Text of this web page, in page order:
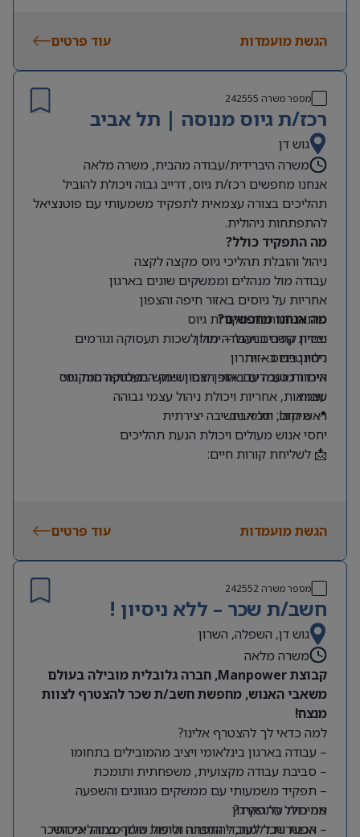
הגשת מועמדות עוד פרטים
מספר משרה 242555
רכז/ת גיוס מנוסה | תל אביב
גוש דן
משרה היברידית/עבודה מהבית, משרה מלאה
אנחנו מחפשים רכז/ת גיוס, דרייב גבוה ויכולת להוביל
תהליכים בצורה עצמאית לתפקיד משמעותי עם פוטנציאל
להתפתחות ניהולית.
מה התפקיד כולל?
ניהול והובלת תהליכי גיוס מקצה לקצה
עבודה מול מנהלים וממשקים שונים בארגון
אחריות על גיוסים באזור חיפה והצפון
פיתוח והרחבת מקורות גיוס
יצירת קשרים ועבודה מול לשכות תעסוקה וגורמים
רלוונטיים באזור
איתור מועמדים באופן יזום ושימוש בפלטפורמות גיוס
שונות
מה אנחנו מחפשים?
ניסיון קודם בניהול – יתרון
ניסיון בגיוס – יתרון
היכרות טובה עם אזור הצפון ושוק התעסוקה המקומי
עצמאות, אחריות ויכולת ניהול עצמי גבוהה
ראש גדול, יוזמה וחשיבה יצירתית
יחסי אנוש מעולים ויכולת הנעת תהליכים
📍 מיקום: תל אביב
📩 לשליחת קורות חיים:
הגשת מועמדות עוד פרטים
מספר משרה 242552
חשב/ת שכר – ללא ניסיון !
גוש דן, השפלה, השרון
משרה מלאה
קבוצת Manpower, חברה גלובלית מובילה בעולם
משאבי האנוש, מחפשת חשב/ת שכר להצטרף לצוות
מנצח!
למה כדאי לך להצטרף אלינו?
– עבודה בארגון בינלאומי ויציב מהמובילים בתחומו
– סביבת עבודה מקצועית, משפחתית ותומכת
– תפקיד משמעותי עם ממשקים מגוונים והשפעה
אמיתית על הארגון
– אפשרות ללמוד, להתפתח ולהיות חלק מצוות איכותי
מה כולל התפקיד?
– הכנת שכר לעובדי החברה וטיפול שוטף בתהליכי השכר